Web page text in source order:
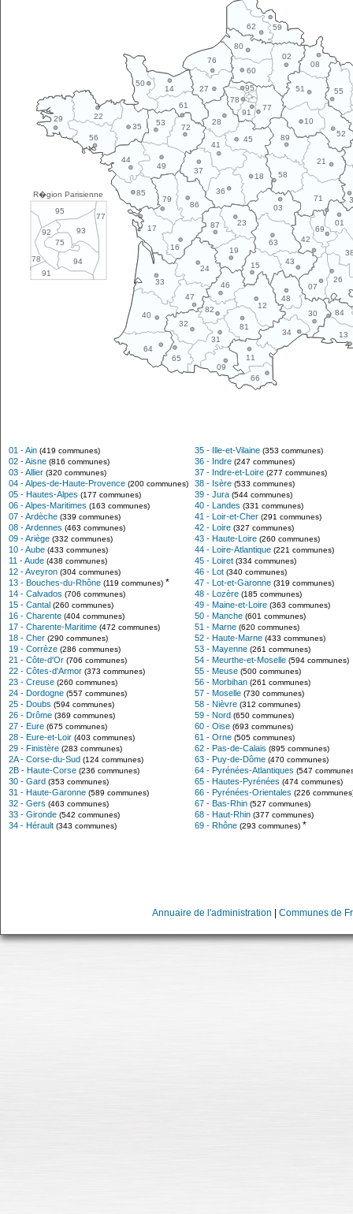
R�gion Parisienne
77
78
91
95
93
75
94
92
10
11
12
13
14
15
16
17
18
19
21
22
23
24
26
27
28
29
30
31
32
33
34
35
36
37
40
41
42
43
44
45
46
47
48
49
50
51
52
53
55
56
58
59
60
61
62
63
64
65
66
69
01
02
03
07
08
09
71
72
76
77
78
79
80
81
82 84
85
86
87
89
91
95
01 - Ain (419 communes)
02 - Aisne (816 communes)
03 - Allier (320 communes)
04 - Alpes-de-Haute-Provence (200 communes)
05 - Hautes-Alpes (177 communes)
06 - Alpes-Maritimes (163 communes)
07 - Ardèche (339 communes)
08 - Ardennes (463 communes)
09 - Ariège (332 communes)
10 - Aube (433 communes)
11 - Aude (438 communes)
12 - Aveyron (304 communes)
13 - Bouches-du-Rhône (119 communes) *
14 - Calvados (706 communes)
15 - Cantal (260 communes)
16 - Charente (404 communes)
17 - Charente-Maritime (472 communes)
18 - Cher (290 communes)
19 - Corrèze (286 communes)
21 - Côte-d'Or (706 communes)
22 - Côtes-d'Armor (373 communes)
23 - Creuse (260 communes)
24 - Dordogne (557 communes)
25 - Doubs (594 communes)
26 - Drôme (369 communes)
27 - Eure (675 communes)
28 - Eure-et-Loir (403 communes)
29 - Finistère (283 communes)
2A - Corse-du-Sud (124 communes)
2B - Haute-Corse (236 communes)
30 - Gard (353 communes)
31 - Haute-Garonne (589 communes)
32 - Gers (463 communes)
33 - Gironde (542 communes)
34 - Hérault (343 communes)
35 - Ille-et-Vilaine (353 communes)
36 - Indre (247 communes)
37 - Indre-et-Loire (277 communes)
38 - Isère (533 communes)
39 - Jura (544 communes)
40 - Landes (331 communes)
41 - Loir-et-Cher (291 communes)
42 - Loire (327 communes)
43 - Haute-Loire (260 communes)
44 - Loire-Atlantique (221 communes)
45 - Loiret (334 communes)
46 - Lot (340 communes)
47 - Lot-et-Garonne (319 communes)
48 - Lozère (185 communes)
49 - Maine-et-Loire (363 communes)
50 - Manche (601 communes)
51 - Marne (620 communes)
52 - Haute-Marne (433 communes)
53 - Mayenne (261 communes)
54 - Meurthe-et-Moselle (594 communes)
55 - Meuse (500 communes)
56 - Morbihan (261 communes)
57 - Moselle (730 communes)
58 - Nièvre (312 communes)
59 - Nord (650 communes)
60 - Oise (693 communes)
61 - Orne (505 communes)
62 - Pas-de-Calais (895 communes)
63 - Puy-de-Dôme (470 communes)
64 - Pyrénées-Atlantiques (547
65 - Hautes-Pyrénées (474 communes)
66 - Pyrénées-Orientales (226
67 - Bas-Rhin (527 communes)
68 - Haut-Rhin (377 communes)
69 - Rhône (293 communes) *
Annuaire de l'administration Communes de